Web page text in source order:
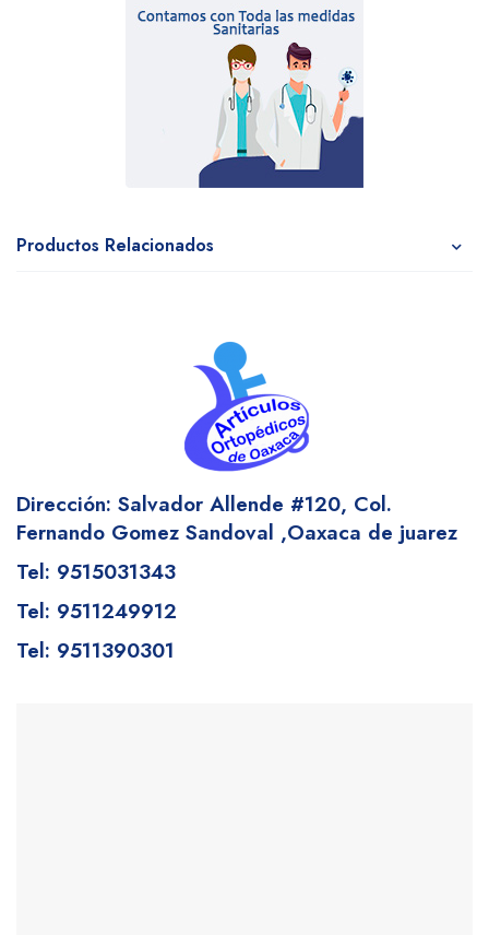
Productos Relacionados
Dirección: Salvador Allende #120, Col.
Fernando Gomez Sandoval ,Oaxaca de juarez
Tel: 9515031343
Tel: 9511249912
Tel: 9511390301